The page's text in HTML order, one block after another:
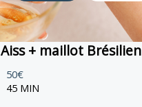
Aiss + maillot Brésilien
50€
45 MIN